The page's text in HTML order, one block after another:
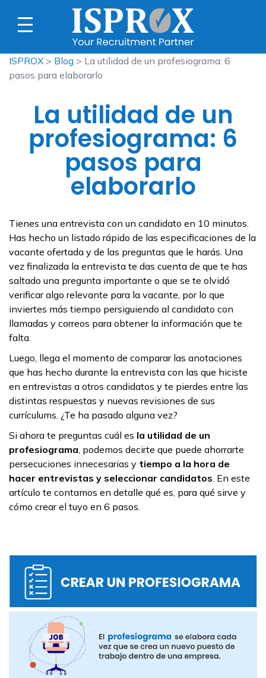
ISPROX > Blog > La utilidad de un profesiograma: 6
pasos para elaborarlo
La utilidad de un
profesiograma: 6
pasos para
elaborarlo
Tienes una entrevista con un candidato en 10 minutos.
Has hecho un listado rápido de las especificaciones de la
vacante ofertada y de las preguntas que le harás. Una
vez finalizada la entrevista te das cuenta de que te has
saltado una pregunta importante o que se te olvidó
verificar algo relevante para la vacante, por lo que
inviertes más tiempo persiguiendo al candidato con
llamadas y correos para obtener la información que te
falta.
Luego, llega el momento de comparar las anotaciones
que has hecho durante la entrevista con las que hiciste
en entrevistas a otros candidatos y te pierdes entre las
distintas respuestas y nuevas revisiones de sus
currículums. ¿Te ha pasado alguna vez?
Si ahora te preguntas cuál es la utilidad de un
profesiograma, podemos decirte que puede ahorrarte
persecuciones innecesarias y tiempo a la hora de
hacer entrevistas y seleccionar candidatos. En este
artículo te contamos en detalle qué es, para qué sirve y
cómo crear el tuyo en 6 pasos.